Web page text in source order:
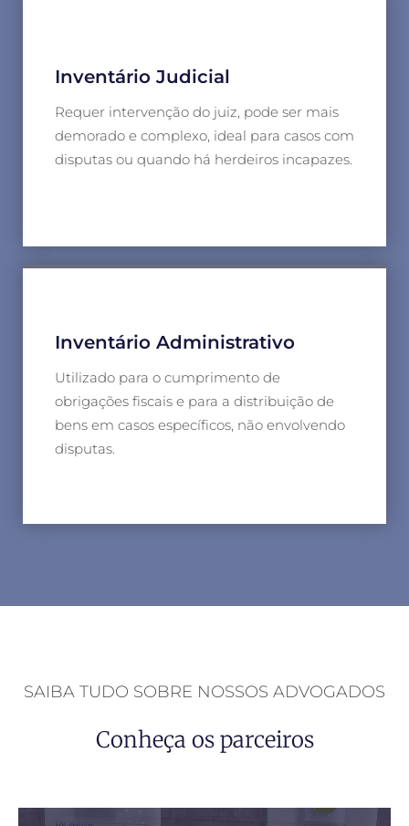
Inventário Judicial
Requer intervenção do juiz, pode ser mais
demorado e complexo, ideal para casos com
disputas ou quando há herdeiros incapazes.
Inventário Administrativo
Utilizado para o cumprimento de
obrigações fiscais e para a distribuição de
bens em casos específicos, não envolvendo
disputas.
SAIBA TUDO SOBRE NOSSOS ADVOGADOS
Conheça os parceiros